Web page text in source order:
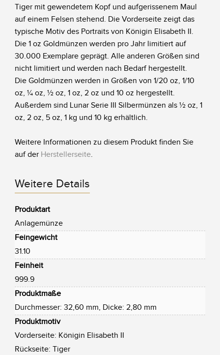
Tiger mit gewendetem Kopf und aufgerissenem Maul
auf einem Felsen stehend. Die Vorderseite zeigt das
typische Motiv des Portraits von Königin Elisabeth II.
Die 1 oz Goldmünzen werden pro Jahr limitiert auf
30.000 Exemplare geprägt. Alle anderen Größen sind
nicht limitiert und werden nach Bedarf hergestellt.
Die Goldmünzen werden in Größen von 1/20 oz, 1/10
oz, ¼ oz, ½ oz, 1 oz, 2 oz und 10 oz hergestellt.
Außerdem sind Lunar Serie III Silbermünzen als ½ oz, 1
oz, 2 oz, 5 oz, 1 kg und 10 kg erhältlich.
Weitere Informationen zu diesem Produkt finden Sie
auf der Herstellerseite.
Weitere Details
Produktart
Anlagemünze
Feingewicht
31.10
Feinheit
999.9
Produktmaße
Durchmesser: 32,60 mm, Dicke: 2,80 mm
Produktmotiv
Vorderseite: Königin Elisabeth II
Rückseite: Tiger